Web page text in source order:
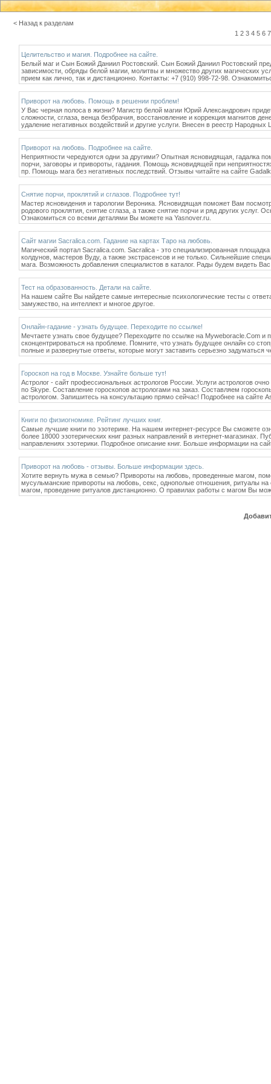
< Назад к разделам
1 2 3 4 5 6 7
Целительство и магия. Подробнее на сайте.
Белый маг и Сын Божий Даниил Ростовский. Сын Божий Даниил Ростовский
зависимости, обряды белой магии, молитвы и множество других магических
прием как лично, так и дистанционно. Контакты: +7 (910) 998-72-98.
Приворот на любовь. Помощь в решении проблем!
У Вас черная полоса в жизни? Магистр белой магии Юрий Александрович
сложности, сглаза, венца безбрачия, восстановление и коррекция магнитов
удаление негативных воздействий и другие услуги. Внесен в реестр
Приворот на любовь. Подробнее на сайте.
Неприятности чередуются одни за другими? Опытная ясновидящая, гадалка
порчи, заговоры и привороты, гадания. Помощь ясновидящей при
пр. Помощь мага без негативных последствий. Отзывы читайте на сайте
Снятие порчи, проклятий и сглазов. Подробнее тут!
Мастер ясновидения и тарологии Вероника. Ясновидящая поможет Вам
родового проклятия, снятие сглаза, а также снятие порчи и ряд других
Ознакомиться со всеми деталями Вы можете на Yasnover.ru.
Сайт магии Sacralica.com. Гадание на картах Таро на любовь.
Магический портал Sacralica.com. Sacralica - это специализированная
колдунов, мастеров Вуду, а также экстрасенсов и не только. Сильнейшие
мага. Возможность добавления специалистов в каталог. Рады будем видеть
Тест на образованность. Детали на сайте.
На нашем сайте Вы найдете самые интересные психологические тесты с
замужество, на интеллект и многое другое.
Онлайн-гадание - узнать будущее. Переходите по ссылке!
Мечтаете узнать свое будущее? Переходите по ссылке на Myweboracle.Com и
сконцентрироваться на проблеме. Помните, что узнать будущее онлайн со
полные и развернутые ответы, которые могут заставить серьезно задуматься
Гороскоп на год в Москве. Узнайте больше тут!
Астролог - сайт профессиональных астрологов России. Услуги астрологов
по Skype. Составление гороскопов астрологами на заказ. Составляем
астрологом. Запишитесь на консультацию прямо сейчас! Подробнее на сайте
Книги по физиогномике. Рейтинг лучших книг.
Самые лучшие книги по эзотерике. На нашем интернет-ресурсе Вы сможете
более 18000 эзотерических книг разных направлений в интернет-магазинах.
направлениях эзотерики. Подробное описание книг. Больше информации на
Приворот на любовь - отзывы. Больше информации здесь.
Хотите вернуть мужа в семью? Привороты на любовь, проведенные магом,
мусульманские привороты на любовь, секс, однополые отношения, ритуалы
магом, проведение ритуалов дистанционно. О правилах работы с магом Вы